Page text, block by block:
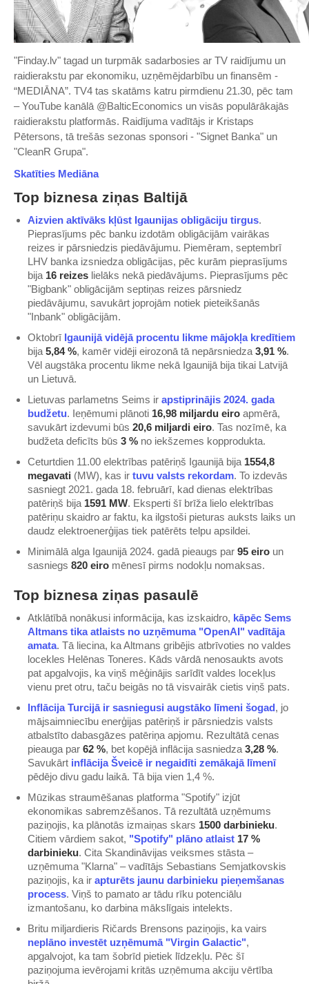
"Finday.lv" tagad un turpmāk sadarbosies ar TV raidījumu un
raidierakstu par ekonomiku, uzņēmējdarbību un finansēm -
“MEDIĀNA”. TV4 tas skatāms katru pirmdienu 21.30, pēc tam
– YouTube kanālā @BalticEconomics un visās populārākajās
raidierakstu platformās. Raidījuma vadītājs ir Kristaps
Pētersons, tā trešās sezonas sponsori - "Signet Banka" un
"CleanR Grupa".
Skatīties Mediāna
Top biznesa ziņas Baltijā
​Aizvien aktīvāks kļūst Igaunijas obligāciju tirgus​.
Pieprasījums pēc banku izdotām obligācijām vairākas
reizes ir pārsniedzis piedāvājumu. Piemēram, septembrī
LHV banka izsniedza obligācijas, pēc kurām pieprasījums
bija 16 reizes lielāks nekā piedāvājums. Pieprasījums pēc
"Bigbank" obligācijām septiņas reizes pārsniedz
piedāvājumu, savukārt joprojām notiek pieteikšanās
"Inbank" obligācijām.
Oktobrī ​Igaunijā vidējā procentu likme mājokļa kredītiem​
bija 5,84 %, kamēr vidēji eirozonā tā nepārsniedza 3,91 %.
Vēl augstāka procentu likme nekā Igaunijā bija tikai Latvijā
un Lietuvā.
Lietuvas parlametns Seims ir ​apstiprinājis 2024. gada
budžetu​. Ieņēmumi plānoti 16,98 miljardu eiro apmērā,
savukārt izdevumi būs 20,6 miljardi eiro. Tas nozīmē, ka
budžeta deficīts būs 3 % no iekšzemes kopprodukta.
Ceturtdien 11.00 elektrības patēriņš Igaunijā bija 1554,8
megavati (MW), kas ir ​tuvu valsts rekordam​. To izdevās
sasniegt 2021. gada 18. februārī, kad dienas elektrības
patēriņš bija 1591 MW. Eksperti šī brīža lielo elektrības
patēriņu skaidro ar faktu, ka ilgstoši pieturas auksts laiks un
daudz elektroenerģijas tiek patērēts telpu apsildei.
Minimālā alga Igaunijā 2024. gadā pieaugs par 95 eiro un
sasniegs 820 eiro mēnesī pirms nodokļu nomaksas.
Top biznesa ziņas pasaulē
Atklātībā nonākusi informācija, kas izskaidro, ​kāpēc Sems
Altmans tika atlaists no uzņēmuma "OpenAI" vadītāja
amata​. Tā liecina, ka Altmans gribējis atbrīvoties no valdes
locekles Helēnas Toneres. Kāds vārdā nenosaukts avots
pat apgalvojis, ka viņš mēģinājis sarīdīt valdes locekļus
vienu pret otru, taču beigās no tā visvairāk cietis viņš pats.
​Inflācija Turcijā ir sasniegusi augstāko līmeni šogad​, jo
mājsaimniecību enerģijas patēriņš ir pārsniedzis valsts
atbalstīto dabasgāzes patēriņa apjomu. Rezultātā cenas
pieauga par 62 %, bet kopējā inflācija sasniedza 3,28 %.
Savukārt ​inflācija Šveicē ir negaidīti zemākajā līmenī​
pēdējo divu gadu laikā. Tā bija vien 1,4 %.
Mūzikas straumēšanas platforma "Spotify" izjūt
ekonomikas sabremzēšanos. Tā rezultātā uzņēmums
paziņojis, ka plānotās izmaiņas skars 1500 darbinieku.
Citiem vārdiem sakot, ​"Spotify" plāno atlaist​ 17 %
darbinieku. Cita Skandināvijas veiksmes stāsta –
uzņēmuma "Klarna" – vadītājs Sebastians Semjatkovskis
paziņojis, ka ir ​apturēts jaunu darbinieku pieņemšanas
process​. Viņš to pamato ar tādu rīku potenciālu
izmantošanu, ko darbina mākslīgais intelekts.
Britu miljardieris Ričards Brensons paziņojis, ka vairs
neplāno investēt uzņēmumā "Virgin Galactic"​,
apgalvojot, ka tam šobrīd pietiek līdzekļu. Pēc šī
paziņojuma ievērojami kritās uzņēmuma akciju vērtība